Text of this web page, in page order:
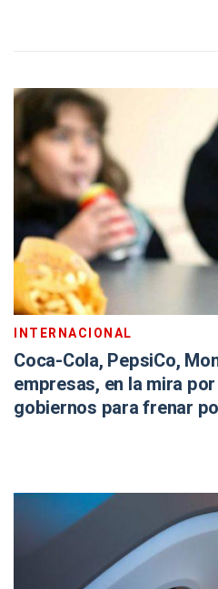
INTERNACIONAL
Coca-Cola, PepsiCo,
empresas, en la mira
gobiernos para frenar